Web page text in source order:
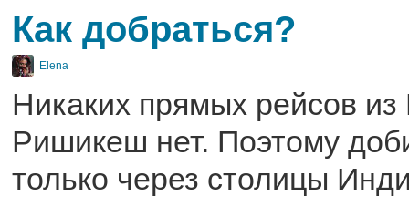
Как добраться?
Elena
Никаких прямых рейсов
Ришикеш нет. Поэтому
только через столицы